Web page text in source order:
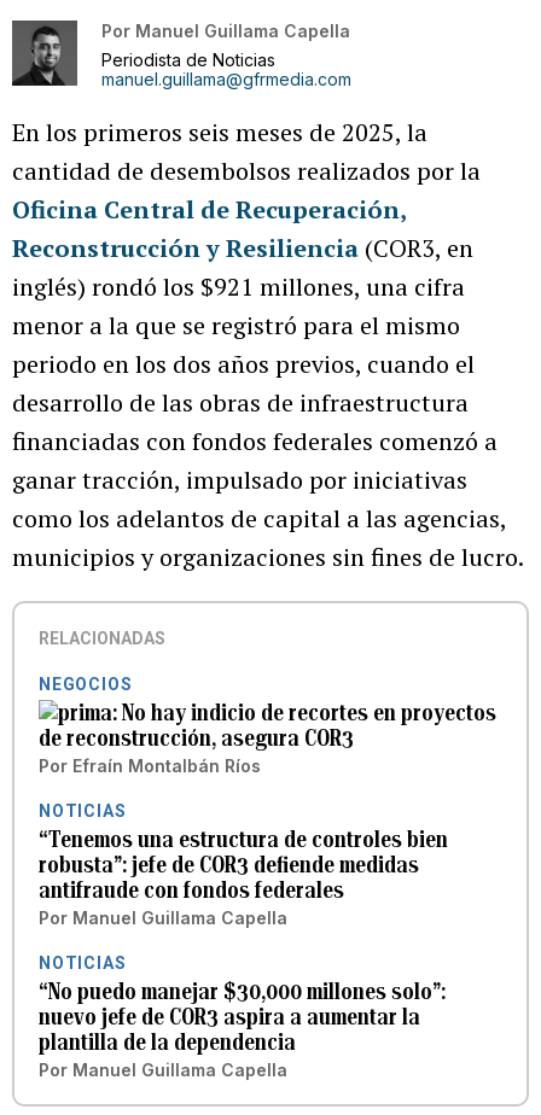
Por Manuel Guillama Capella
Periodista de Noticias
manuel.guillama@gfrmedia.com
En los primeros seis meses de 2025, la
cantidad de desembolsos realizados por la
Oficina Central de Recuperación,
Reconstrucción y Resiliencia (COR3, en
inglés) rondó los $921 millones, una cifra
menor a la que se registró para el mismo
periodo en los dos años previos, cuando el
desarrollo de las obras de infraestructura
financiadas con fondos federales comenzó a
ganar tracción, impulsado por iniciativas
como los adelantos de capital a las agencias,
municipios y organizaciones sin fines de lucro.
RELACIONADAS
NEGOCIOS
No hay indicio de recortes en proyectos
de reconstrucción, asegura COR3
Por Efraín Montalbán Ríos
NOTICIAS
“Tenemos una estructura de controles bien
robusta”: jefe de COR3 defiende medidas
antifraude con fondos federales
Por Manuel Guillama Capella
NOTICIAS
“No puedo manejar $30,000 millones solo”:
nuevo jefe de COR3 aspira a aumentar la
plantilla de la dependencia
Por Manuel Guillama Capella